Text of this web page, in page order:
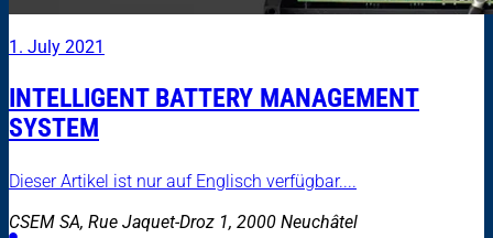
1. July 2021
INTELLIGENT BATTERY MANAGEMENT
SYSTEM
Dieser Artikel ist nur auf Englisch verfügbar....
CSEM SA, Rue Jaquet-Droz 1, 2000 Neuchâtel